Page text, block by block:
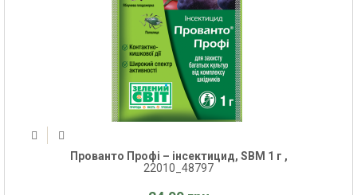
Прованто Профі – інсектицид, SBM 1 г ,
22010_48797